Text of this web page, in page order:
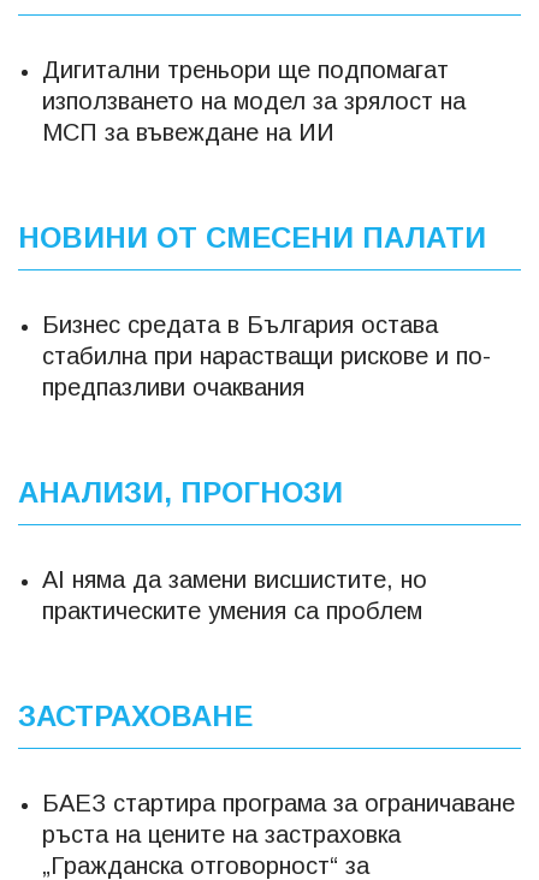
Дигитални треньори ще подпомагат
използването на модел за зрялост на
МСП за въвеждане на ИИ
НОВИНИ ОТ СМЕСЕНИ ПАЛАТИ
Бизнес средата в България остава
стабилна при нарастващи рискове и по-
предпазливи очаквания
АНАЛИЗИ, ПРОГНОЗИ
AI няма да замени висшистите, но
практическите умения са проблем
ЗАСТРАХОВАНЕ
БАЕЗ стартира програма за ограничаване
ръста на цените на застраховка
„Гражданска отговорност“ за